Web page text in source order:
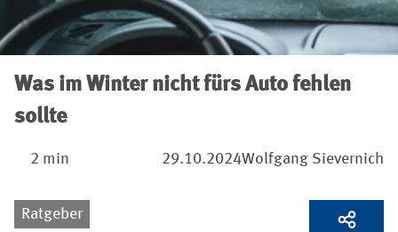
Was im Winter nicht fürs Auto fehlen
sollte
2 min 29.10.2024Wolfgang Sievernich
Ratgeber